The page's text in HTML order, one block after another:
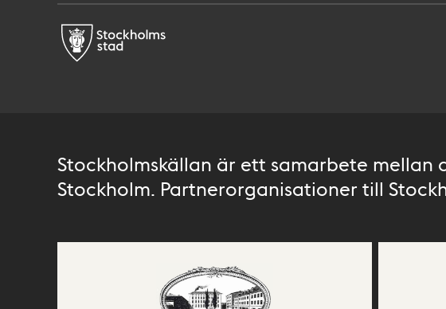
Stockholmskällan är ett samarbete mellan
Stockholm. Partnerorganisationer till